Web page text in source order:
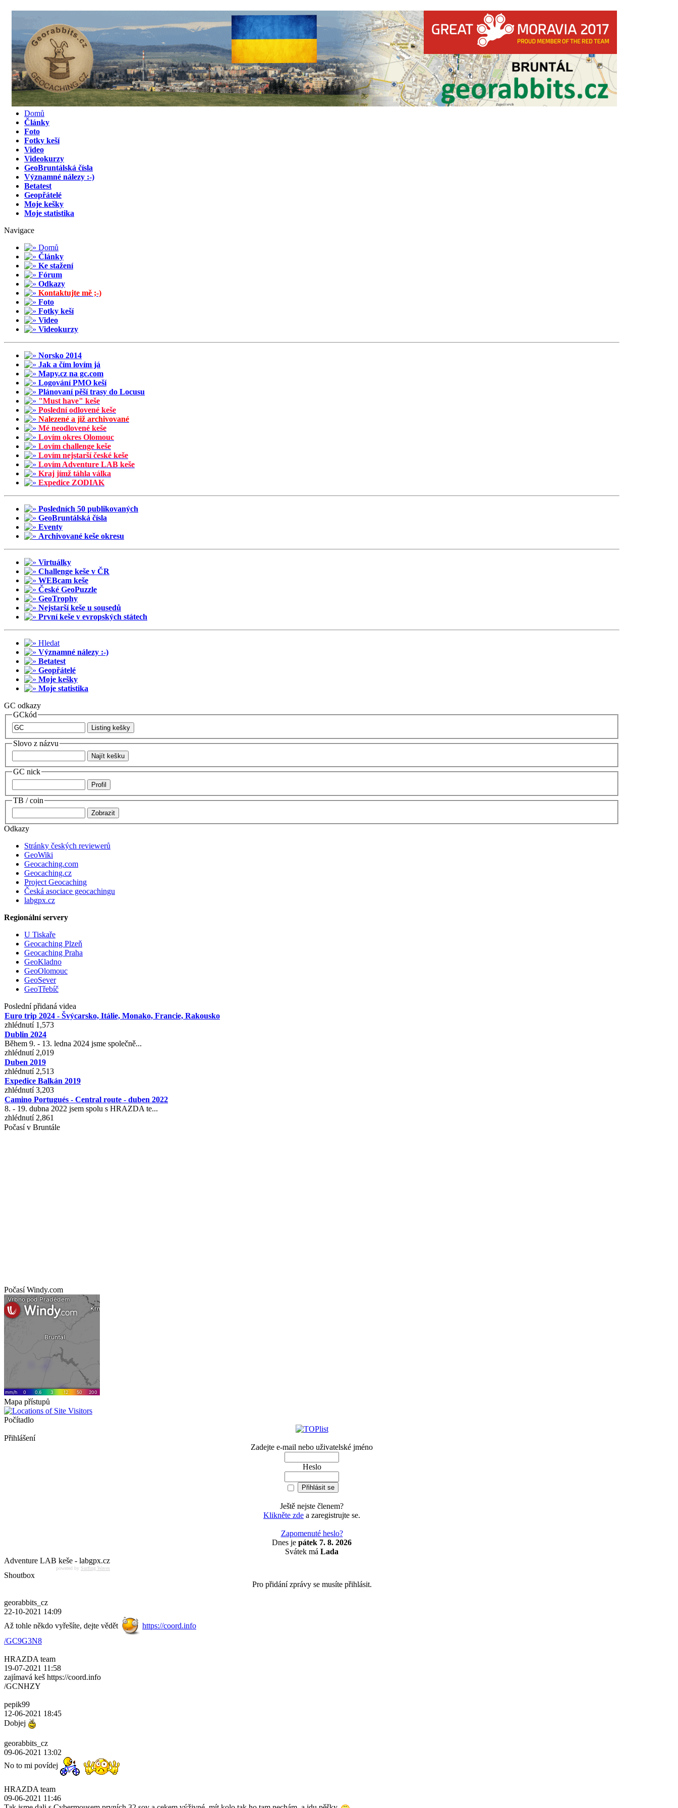
Domů
Články
Foto
Fotky keší
Video
Videokurzy
GeoBruntálská čísla
Významné nálezy :-)
Betatest
Geopřátelé
Moje kešky
Moje statistika
Navigace
Domů
Články
Ke stažení
Fórum
Odkazy
Kontaktujte mě ;-)
Foto
Fotky keší
Video
Videokurzy
Norsko 2014
Jak a čím lovím já
Mapy.cz na gc.com
Logování PMO keší
Plánovaní pěší trasy do Locusu
"Must have" keše
Poslední odlovené keše
Nalezené a již archivované
Mé neodlovené keše
Lovím okres Olomouc
Lovím challenge keše
Lovím nejstarší české keše
Lovím Adventure LAB keše
Kraj jímž táhla válka
Expedice ZODIAK
Posledních 50 publikovaných
GeoBruntálská čísla
Eventy
Archivované keše okresu
Virtuálky
Challenge keše v ČR
WEBcam keše
České GeoPuzzle
GeoTrophy
Nejstarší keše u sousedů
První keše v evropských státech
Hledat
Významné nálezy :-)
Betatest
Geopřátelé
Moje kešky
Moje statistika
GC odkazy
GCkód
Slovo z názvu
GC nick
TB / coin
Odkazy
Stránky českých reviewerů
GeoWiki
Geocaching.com
Geocaching.cz
Project Geocaching
Česká asociace geocachingu
labgpx.cz
Regionální servery
U Tiskaře
Geocaching Plzeň
Geocaching Praha
GeoKladno
GeoOlomouc
GeoSever
GeoTřebíč
Poslední přidaná videa
Euro trip 2024 - Švýcarsko, Itálie, Monako, Francie, Rakousko
zhlédnutí 1,573
Dublin 2024
Během 9. - 13. ledna 2024 jsme společně...
zhlédnutí 2,019
Duben 2019
zhlédnutí 2,513
Expedice Balkán 2019
zhlédnutí 3,203
Camino Portugués - Central route - duben 2022
8. - 19. dubna 2022 jsem spolu s HRAZDA te...
zhlédnutí 2,861
Počasí v Bruntále
Počasí Windy.com
Mapa přístupů
Počítadlo
Přihlášení
Zadejte e-mail nebo uživatelské jméno
Heslo
Ještě nejste členem?
Klikněte zde a zaregistrujte se.
Zapomenuté heslo?
Dnes je pátek 7. 8. 2026
Svátek má Lada
Adventure LAB keše - labgpx.cz
powered by Surfing Waves
Shoutbox
Pro přidání zprávy se musíte přihlásit.
georabbits_cz
22-10-2021 14:09
Až tohle někdo vyřešíte, dejte vědět
https://coord.info
/GC9G3N8
HRAZDA team
19-07-2021 11:58
zajímavá keš https://coord.info
/GCNHZY
pepik99
12-06-2021 18:45
Dobjej
georabbits_cz
09-06-2021 13:02
No to mi povídej
HRAZDA team
09-06-2021 11:46